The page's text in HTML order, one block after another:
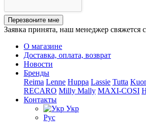
Перезвоните мне
Заявка принята, наш менеджер свяжется
О магазине
Доставка, оплата, возврат
Новости
Бренды
Reima Lenne Huppa Lassie Tutta
RECARO Milly Mally MAXI-COSI
Контакты
Укр
Рус